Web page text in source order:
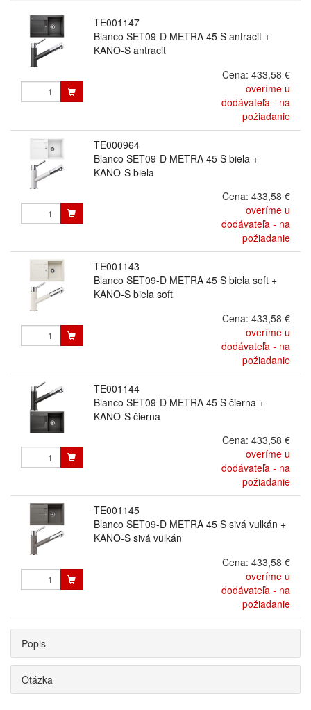
TE001147
Blanco SET09-D METRA 45 S antracit +
KANO-S antracit
Cena: 433,58 €
overíme u
dodávateľa - na
požiadanie
TE000964
Blanco SET09-D METRA 45 S biela +
KANO-S biela
Cena: 433,58 €
overíme u
dodávateľa - na
požiadanie
TE001143
Blanco SET09-D METRA 45 S biela soft +
KANO-S biela soft
Cena: 433,58 €
overíme u
dodávateľa - na
požiadanie
TE001144
Blanco SET09-D METRA 45 S čierna +
KANO-S čierna
Cena: 433,58 €
overíme u
dodávateľa - na
požiadanie
TE001145
Blanco SET09-D METRA 45 S sivá vulkán +
KANO-S sivá vulkán
Cena: 433,58 €
overíme u
dodávateľa - na
požiadanie
Popis
Otázka